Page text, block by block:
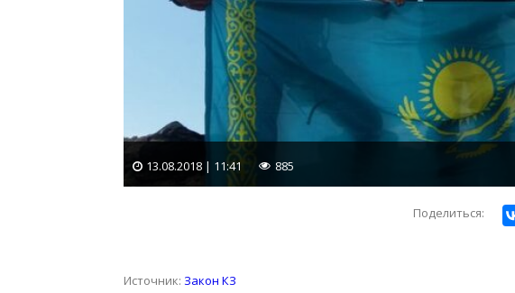
13.08.2018 | 11:41 885
Поделиться:
Источник: Закон КЗ